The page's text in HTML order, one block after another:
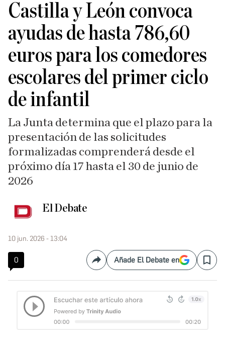
Castilla y León convoca
ayudas de hasta 786,60
euros para los comedores
escolares del primer ciclo
de infantil
La Junta determina que el plazo para la
presentación de las solicitudes
formalizadas comprenderá desde el
próximo día 17 hasta el 30 de junio de
2026
El Debate
10 jun. 2026 - 13:04
0 CompartirAñade El Debate en Save